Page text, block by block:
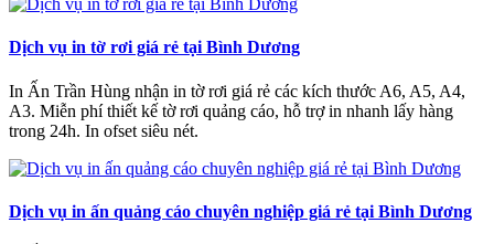
Dịch vụ in tờ rơi giá rẻ tại Bình Dương
In Ấn Trần Hùng nhận in tờ rơi giá rẻ các kích thước A6, A5, A4,
A3. Miễn phí thiết kế tờ rơi quảng cáo, hỗ trợ in nhanh lấy hàng
trong 24h. In ofset siêu nét.
Dịch vụ in ấn quảng cáo chuyên nghiệp giá rẻ tại Bình Dương